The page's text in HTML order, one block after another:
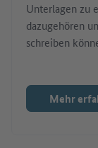
Unterlagen zu
dazugehören
schreiben
Mehr